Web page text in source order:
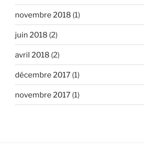
novembre 2018 (1)
juin 2018 (2)
avril 2018 (2)
décembre 2017 (1)
novembre 2017 (1)